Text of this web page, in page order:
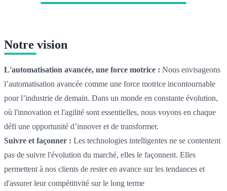
Notre vision
L'automatisation avancée, une force motrice : Nous envisageons
l’automatisation avancée comme une force motrice incontournable
pour l’industrie de demain. Dans un monde en constante évolution,
où l'innovation et l'agilité sont essentielles, nous voyons en chaque
défi une opportunité d’innover et de transformer.
Suivre et façonner : Les technologies intelligentes ne se contentent
pas de suivre l'évolution du marché, elles le façonnent. Elles
permettent à nos clients de rester en avance sur les tendances et
d'assurer leur compétitivité sur le long terme